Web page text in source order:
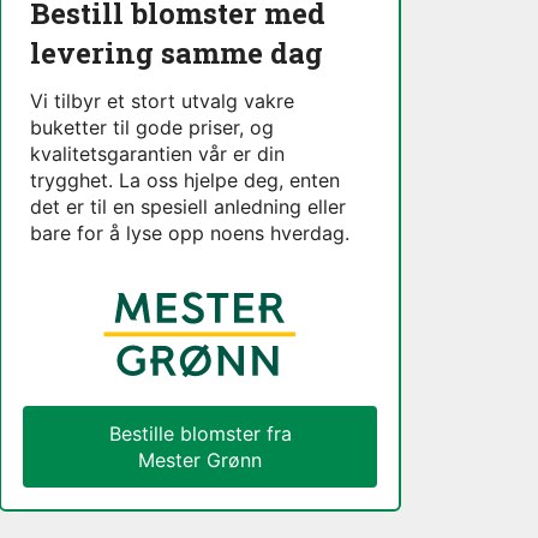
Bestill blomster med
levering samme dag
Vi tilbyr et stort utvalg vakre
buketter til gode priser, og
kvalitetsgarantien vår er din
trygghet. La oss hjelpe deg, enten
det er til en spesiell anledning eller
bare for å lyse opp noens hverdag.
Bestille blomster fra
Mester Grønn